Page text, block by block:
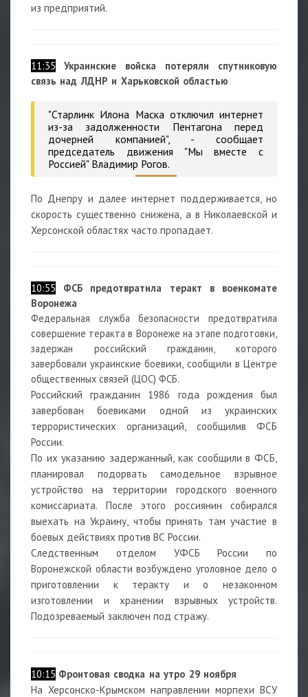
из предприятий.
11:35
Украинские войска потеряли спутниковую
связь над ЛДНР и Харьковской областью
"Старлинк Илона Маска отключил интернет
из-за задолженности Пентагона перед
дочерней компанией", - сообщает
председатель движения "Мы вместе с
Россией" Владимир Рогов.
По Днепру и далее интернет поддерживается, но
скорость существенно снижена, а в Николаевской и
Херсонской областях часто пропадает.
10:55
ФСБ предотвратила теракт в военкомате
Воронежа
Федеральная служба безопасности предотвратила
совершение теракта в Воронеже на этапе подготовки,
задержан российский гражданин, которого
завербовали украинские боевики, сообщили в Центре
общественных связей (ЦОС) ФСБ.
Российский гражданин 1986 года рождения был
завербован боевиками одной из украинских
террористических организаций, сообщилив ФСБ
России.
По их указанию задержанный, как сообщили в ФСБ,
планировал подорвать самодельное взрывное
устройство на территории городского военного
комиссариата. После этого россиянин собирался
выехать на Украину, чтобы принять там участие в
боевых действиях против ВС России.
Следственным отделом УФСБ России по
Воронежской области возбуждено уголовное дело о
приготовлении к теракту и о незаконном
изготовлении и хранении взрывных устройств.
Подозреваемый заключен под стражу.
10:15 Фронтовая сводка на утро 29 ноября
На Херсонско-Крымском направлении морпехи ВСУ